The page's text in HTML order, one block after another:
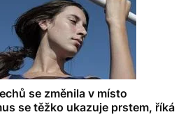
se změnila v místo
se těžko ukazuje prstem, říká